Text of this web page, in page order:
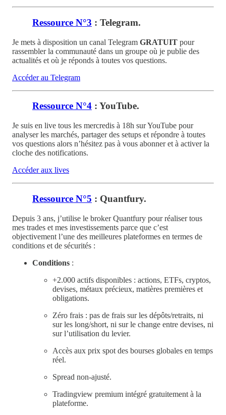
Ressource N°3 : Telegram.
Je mets à disposition un canal Telegram GRATUIT pour
rassembler la communauté dans un groupe où je publie des
actualités et où je réponds à toutes vos questions.
Accéder au Telegram
Ressource N°4 : YouTube.
Je suis en live tous les mercredis à 18h sur YouTube pour
analyser les marchés, partager des setups et répondre à toutes
vos questions alors n’hésitez pas à vous abonner et à activer la
cloche des notifications.
Accéder aux lives
Ressource N°5 : Quantfury.
Depuis 3 ans, j’utilise le broker Quantfury pour réaliser tous
mes trades et mes investissements parce que c’est
objectivement l’une des meilleures plateformes en termes de
conditions et de sécurités :
Conditions :
+2.000 actifs disponibles : actions, ETFs, cryptos,
devises, métaux précieux, matières premières et
obligations.
Zéro frais : pas de frais sur les dépôts/retraits, ni
sur les long/short, ni sur le change entre devises, ni
sur l’utilisation du levier.
Accès aux prix spot des bourses globales en temps
réel.
Spread non-ajusté.
Tradingview premium intégré gratuitement à la
plateforme.